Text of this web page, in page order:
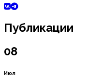
Публикации
08
Июл